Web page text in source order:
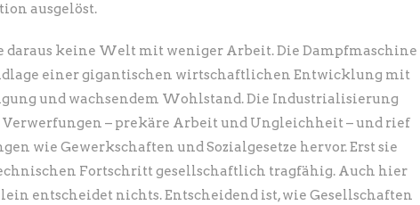
ausgelöst.
daraus keine Welt mit weniger Arbeit. Die Dampfmaschine
einer gigantischen wirtschaftlichen Entwicklung mit
und wachsendem Wohlstand. Die Industrialisierung
Verwerfungen – prekäre Arbeit und Ungleichheit – und rief
wie Gewerkschaften und Sozialgesetze hervor. Erst sie
Fortschritt gesellschaftlich tragfähig. Auch hier
entscheidet nichts. Entscheidend ist, wie Gesellschaften